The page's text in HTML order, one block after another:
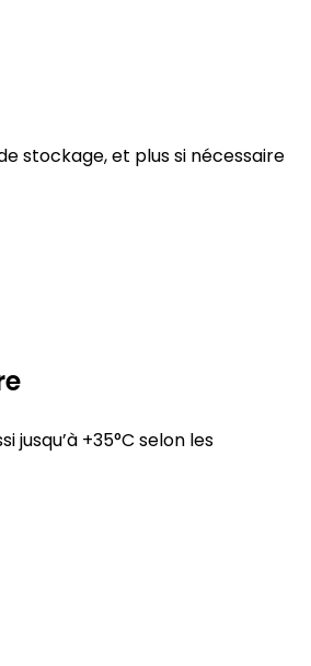
stockage, et plus si nécessaire
jusqu’à +35°C selon les